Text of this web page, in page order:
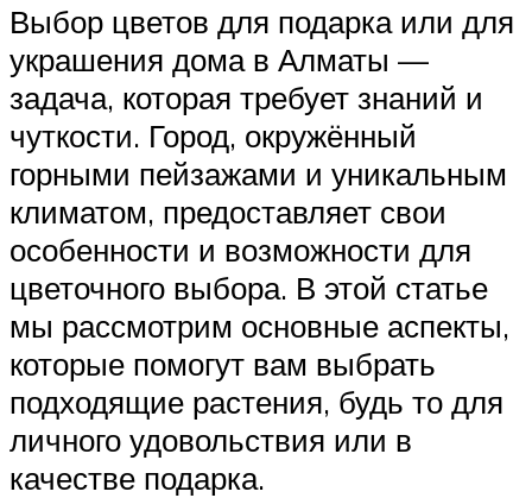
Выбор цветов для подарка или для
украшения дома в Алматы —
задача, которая требует знаний и
чуткости. Город, окружённый
горными пейзажами и уникальным
климатом, предоставляет свои
особенности и возможности для
цветочного выбора. В этой статье
мы рассмотрим основные аспекты,
которые помогут вам выбрать
подходящие растения, будь то для
личного удовольствия или в
качестве подарка.